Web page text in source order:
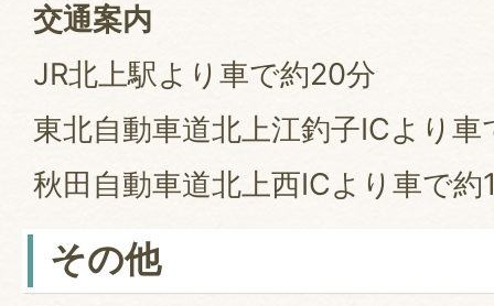
交通案内
JR北上駅より車で約20分
東北自動車道北上江釣子ICより車
秋田自動車道北上西ICより車で
その他